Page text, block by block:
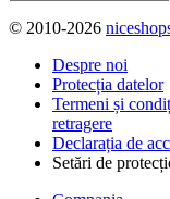
© 2010-2026
Despre noi
Protecția datelor
Termeni și
retragere
Declarația de
Setări de